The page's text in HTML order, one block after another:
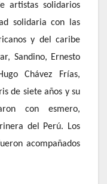
artistas solidarios
solidaria con las
y del caribe
Sandino, Ernesto
Chávez Frías,
de siete años y su
con esmero,
del Perú. Los
acompañados